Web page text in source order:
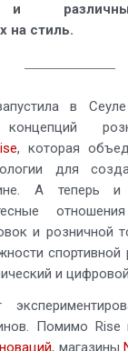
и
на стиль.
в
концепций
, которая
для
А теперь и
и розничной
спортивной
и
Помимо Rise
, магазины